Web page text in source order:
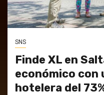
SNS
Finde XL en
económico con
hotelera del